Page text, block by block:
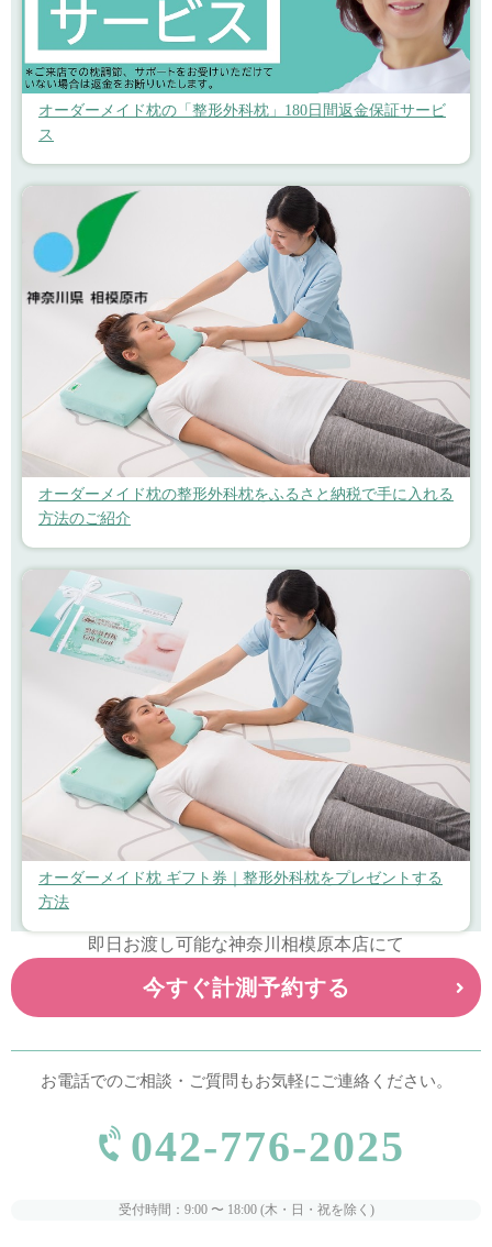
オーダーメイド枕の「整形外科枕」180日間返金保証サービ
ス
オーダーメイド枕の整形外科枕をふるさと納税で手に入れる
方法のご紹介
オーダーメイド枕 ギフト券｜整形外科枕をプレゼントする
方法
即日お渡し可能な神奈川相模原本店にて
今すぐ計測予約する
お電話でのご相談・ご質問もお気軽にご連絡ください。
042-776-2025
受付時間：9:00 〜 18:00 (木・日・祝を除く)